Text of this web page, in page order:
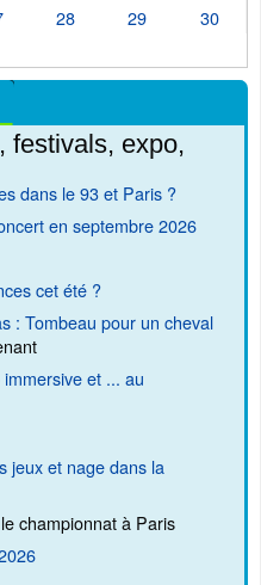
28 29
30
festivals, expo,
dans le 93 et Paris ?
en septembre 2026
cet été ?
: Tombeau pour un cheval
et ... au
jeux et nage dans la
championnat à Paris